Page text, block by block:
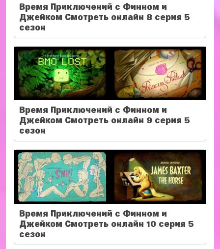
Время Приключений с Финном и
Джейком Смотреть онлайн 8 серия 5
сезон
Время Приключений с Финном и
Джейком Смотреть онлайн 9 серия 5
сезон
Время Приключений с Финном и
Джейком Смотреть онлайн 10 серия 5
сезон